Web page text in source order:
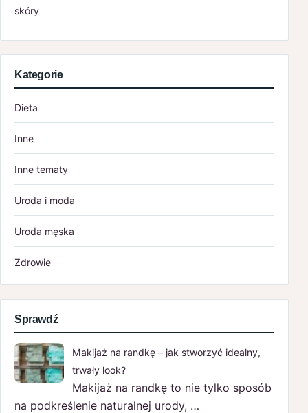
skóry
Kategorie
Dieta
Inne
Inne tematy
Uroda i moda
Uroda męska
Zdrowie
Sprawdź
Makijaż na randkę – jak stworzyć idealny,
trwały look?
Makijaż na randkę to nie tylko sposób
na podkreślenie naturalnej urody, …